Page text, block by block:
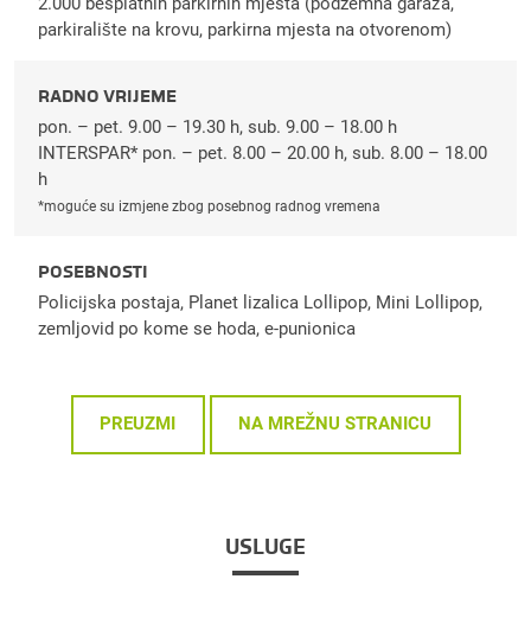
parkiralište na krovu, parkirna mjesta na otvorenom)
RADNO VRIJEME
pon. – pet. 9.00 – 19.30 h, sub. 9.00 – 18.00 h
INTERSPAR* pon. – pet. 8.00 – 20.00 h, sub. 8.00 – 18.00
h
*moguće su izmjene zbog posebnog radnog vremena
POSEBNOSTI
Policijska postaja, Planet lizalica Lollipop, Mini Lollipop,
zemljovid po kome se hoda, e-punionica
PREUZMI NA MREŽNU STRANICU
USLUGE